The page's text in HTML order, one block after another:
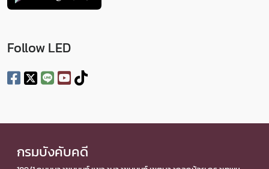
Follow LED
กรมบังคับคดี